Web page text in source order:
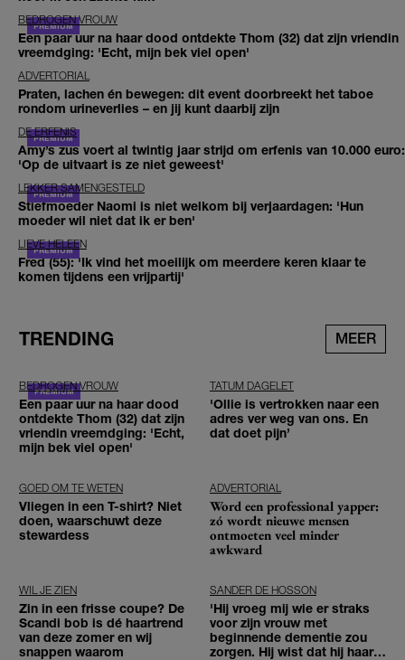
BEDROGEN VROUW
Een paar uur na haar dood ontdekte Thom (32) dat zijn vriendin
vreemdging: 'Echt, mijn bek viel open'
ADVERTORIAL
Praten, lachen én bewegen: dit event doorbreekt het taboe
rondom urineverlies – en jij kunt daarbij zijn
DE ERFENIS
Amy’s zus voert al twintig jaar strijd om erfenis van 10.000 euro:
'Op de uitvaart is ze niet geweest'
LEKKER SAMENGESTELD
Stiefmoeder Naomi is niet welkom bij verjaardagen: 'Hun
moeder wil niet dat ik er ben'
LIEVE HELEEN
Fred (55): 'Ik vind het moeilijk om meerdere keren klaar te
komen tijdens een vrijpartij'
TRENDING MEER
BEDROGEN VROUW
Een paar uur na haar dood
ontdekte Thom (32) dat zijn
vriendin vreemdging: 'Echt,
mijn bek viel open'
TATUM DAGELET
'Ollie is vertrokken naar een
adres ver weg van ons. En
dat doet pijn’
GOED OM TE WETEN
Vliegen in een T-shirt? Niet
doen, waarschuwt deze
stewardess
ADVERTORIAL
Word een professional yapper:
zó wordt nieuwe mensen
ontmoeten veel minder
awkward
WIL JE ZIEN
Zin in een frisse coupe? De
Scandi bob is dé haartrend
van deze zomer en wij
snappen waarom
SANDER DE HOSSON
'Hij vroeg mij wie er straks
voor zijn vrouw met
beginnende dementie zou
zorgen. Hij wist dat hij haar